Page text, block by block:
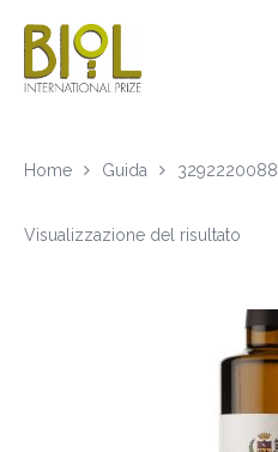
Home Guida 3292220088
Visualizzazione del risultato